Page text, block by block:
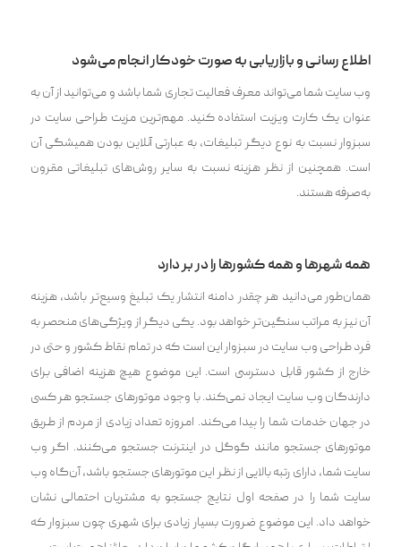
اطلاع رسانی و بازاریابی به صورت خودکار انجام می‌شود
وب سایت شما می‌تواند معرف فعالیت تجاری شما باشد و می‌توانید از آن به
عنوان یک کارت ویزیت استفاده کنید. مهم‌ترین مزیت طراحی سایت در
سبزوار نسبت به نوع دیگر تبلیغات، به عبارتی آنلاین بودن همیشگی آن
است. همچنین از نظر هزینه نسبت به سایر روش‌های تبلیغاتی مقرون
به‌صرفه هستند.
همه شهرها و همه کشور‌ها را در بر دارد
همان‌طور می‌دانید هر چقدر دامنه انتشار یک تبلیغ وسیع‌تر باشد، هزینه
آن نیز به مراتب سنگین‌تر خواهد بود. یکی دیگر از ویژگی‌های منحصر به
فرد طراحی وب سایت در سبزوار این است که در تمام نقاط کشور و حتی در
خارج از کشور قابل دسترسی است. این موضوع هیچ هزینه اضافی برای
دارندگان وب سایت ایجاد نمی‌کند. با وجود موتور‌های جستجو هر کسی
در جهان خدمات شما را پیدا می‌کند. امروزه تعداد زیادی از مردم از طریق
موتور‌های جستجو مانند گوگل در اینترنت جستجو می‌کنند. اگر وب
سایت شما، دارای رتبه بالایی از نظر این موتورهای جستجو باشد، آن‌گاه وب
سایت شما را در صفحه اول نتایج جستجو به مشتریان احتمالی نشان
خواهد داد. این موضوع ضرورت بسیار زیادی برای شهری چون سبزوار که